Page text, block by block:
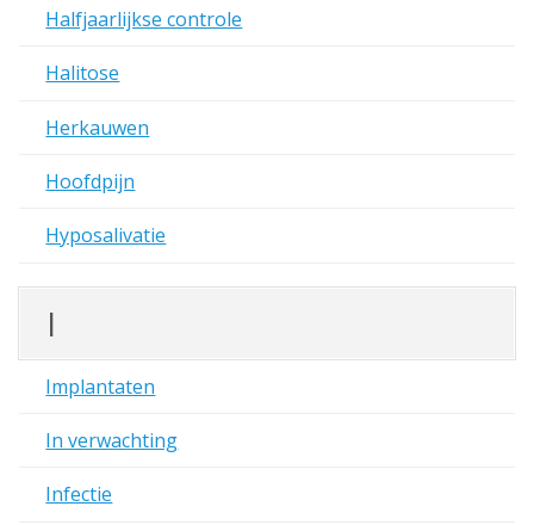
Halfjaarlijkse controle
Halitose
Herkauwen
Hoofdpijn
Hyposalivatie
I
Implantaten
In verwachting
Infectie